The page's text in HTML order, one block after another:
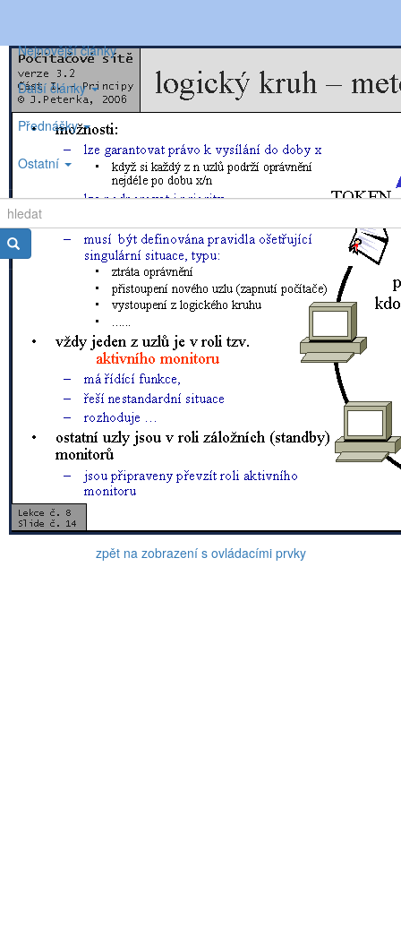
Nejnovější články
Další články
Přednášky
Ostatní
zpět na zobrazení s ovládacími prvky